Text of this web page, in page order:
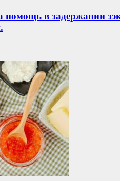
в задержании